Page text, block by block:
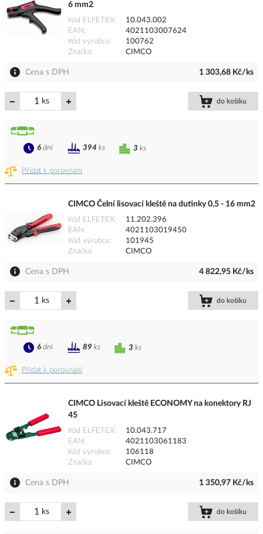
6 mm2
Kód ELFETEX
10.043.002
EAN
4021103007624
Kód výrobce
100762
Značka
CIMCO
Cena s DPH 1 303,68 Kč/ks
ks do košíku
Přidat k porovnání
3 ks
6 dní 394 ks
CIMCO Čelní lisovací kleště na dutinky 0,5 - 16 mm2
Kód ELFETEX
11.202.396
EAN
4021103019450
Kód výrobce
101945
Značka
CIMCO
Cena s DPH 4 822,95 Kč/ks
ks do košíku
Přidat k porovnání
3 ks
6 dní 89 ks
CIMCO Lisovací kleště ECONOMY na konektory RJ
45
Kód ELFETEX
10.043.717
EAN
4021103061183
Kód výrobce
106118
Značka
CIMCO
Cena s DPH 1 350,97 Kč/ks
ks do košíku